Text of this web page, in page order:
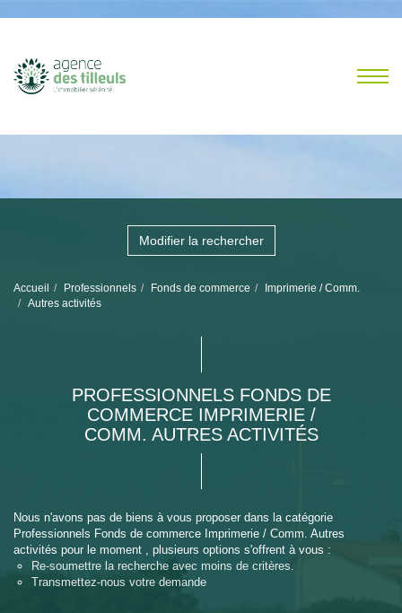
Modifier la rechercher
Accueil Professionnels Fonds de commerce
Imprimerie / Comm.
Autres activités
PROFESSIONNELS FONDS DE
COMMERCE IMPRIMERIE /
COMM. AUTRES ACTIVITÉS
Nous n'avons pas de biens à vous proposer dans la catégorie
Professionnels Fonds de commerce Imprimerie / Comm. Autres
activités pour le moment , plusieurs options s'offrent à vous :
Re-soumettre la recherche avec moins de critères.
Transmettez-nous votre demande